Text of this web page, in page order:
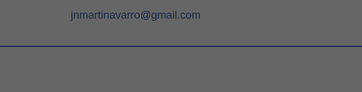
jnmartinavarro@gmail.com